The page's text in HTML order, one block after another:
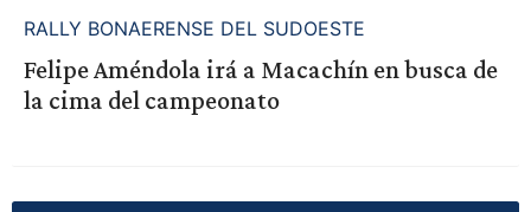
RALLY BONAERENSE DEL SUDOESTE
Felipe Améndola irá a Macachín en busca de
la cima del campeonato